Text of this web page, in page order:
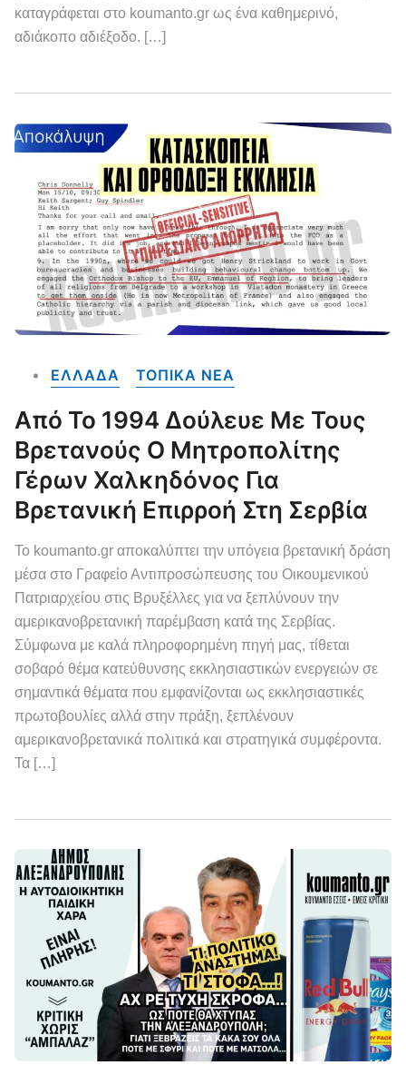
καταγράφεται στο koumanto.gr ως ένα καθημερινό,
αδιάκοπο αδιέξοδο. […]
ΕΛΛΑΔΑ ΤΟΠΙΚΑ NEA
Από Το 1994 Δούλευε Με Τους
Βρετανούς Ο Μητροπολίτης
Γέρων Χαλκηδόνος Για
Βρετανική Επιρροή Στη Σερβία
Το koumanto.gr αποκαλύπτει την υπόγεια βρετανική δράση
μέσα στο Γραφείο Αντιπροσώπευσης του Οικουμενικού
Πατριαρχείου στις Βρυξέλλες για να ξεπλύνουν την
αμερικανοβρετανική παρέμβαση κατά της Σερβίας.
Σύμφωνα με καλά πληροφορημένη πηγή μας, τίθεται
σοβαρό θέμα κατεύθυνσης εκκλησιαστικών ενεργειών σε
σημαντικά θέματα που εμφανίζονται ως εκκλησιαστικές
πρωτοβουλίες αλλά στην πράξη, ξεπλένουν
αμερικανοβρετανικά πολιτικά και στρατηγικά συμφέροντα.
Τα […]